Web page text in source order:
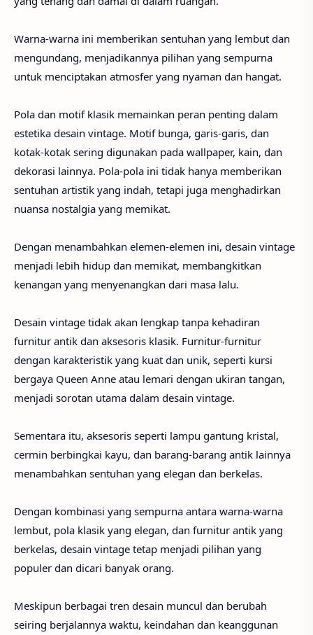
Warna-warna ini memberikan sentuhan yang lembut dan
mengundang, menjadikannya pilihan yang sempurna
untuk menciptakan atmosfer yang nyaman dan hangat.
Pola dan motif klasik memainkan peran penting dalam
estetika desain vintage. Motif bunga, garis-garis, dan
kotak-kotak sering digunakan pada wallpaper, kain, dan
dekorasi lainnya. Pola-pola ini tidak hanya memberikan
sentuhan artistik yang indah, tetapi juga menghadirkan
nuansa nostalgia yang memikat.
Dengan menambahkan elemen-elemen ini, desain vintage
menjadi lebih hidup dan memikat, membangkitkan
kenangan yang menyenangkan dari masa lalu.
Desain vintage tidak akan lengkap tanpa kehadiran
furnitur antik dan aksesoris klasik. Furnitur-furnitur
dengan karakteristik yang kuat dan unik, seperti kursi
bergaya Queen Anne atau lemari dengan ukiran tangan,
menjadi sorotan utama dalam desain vintage.
Sementara itu, aksesoris seperti lampu gantung kristal,
cermin berbingkai kayu, dan barang-barang antik lainnya
menambahkan sentuhan yang elegan dan berkelas.
Dengan kombinasi yang sempurna antara warna-warna
lembut, pola klasik yang elegan, dan furnitur antik yang
berkelas, desain vintage tetap menjadi pilihan yang
populer dan dicari banyak orang.
Meskipun berbagai tren desain muncul dan berubah
seiring berjalannya waktu, keindahan dan keanggunan